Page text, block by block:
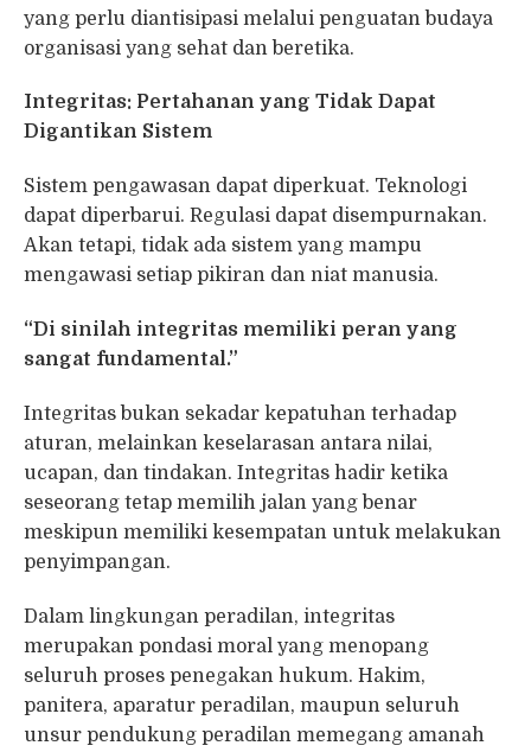
yang perlu diantisipasi melalui penguatan budaya
organisasi yang sehat dan beretika.
Integritas: Pertahanan yang Tidak Dapat
Digantikan Sistem
Sistem pengawasan dapat diperkuat. Teknologi
dapat diperbarui. Regulasi dapat disempurnakan.
Akan tetapi, tidak ada sistem yang mampu
mengawasi setiap pikiran dan niat manusia.
“Di sinilah integritas memiliki peran yang
sangat fundamental.”
Integritas bukan sekadar kepatuhan terhadap
aturan, melainkan keselarasan antara nilai,
ucapan, dan tindakan. Integritas hadir ketika
seseorang tetap memilih jalan yang benar
meskipun memiliki kesempatan untuk melakukan
penyimpangan.
Dalam lingkungan peradilan, integritas
merupakan pondasi moral yang menopang
seluruh proses penegakan hukum. Hakim,
panitera, aparatur peradilan, maupun seluruh
unsur pendukung peradilan memegang amanah